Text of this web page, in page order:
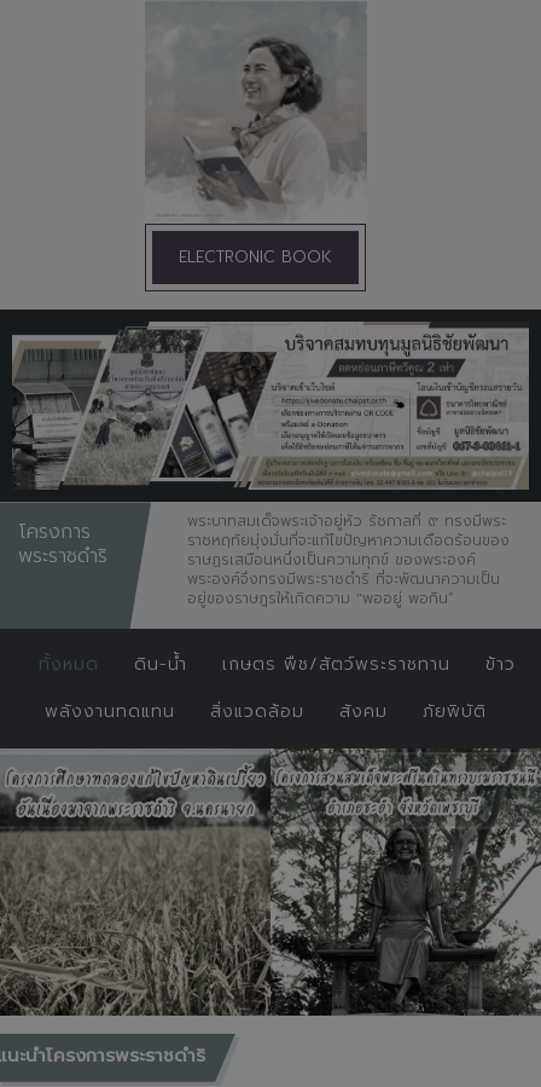
ELECTRONIC BOOK
โครงการ
พระราชดำริ
พระบาทสมเด็จพระเจ้าอยู่หัว รัชกาลที่ ๙ ทรงมีพระ
ราชหฤทัยมุ่งมั่นที่จะแก้ไขปัญหาความเดือดร้อนของ
ราษฏรเสมือนหนึ่งเป็นความทุกข์ ของพระองค์
พระองค์จึงทรงมีพระราชดำริ ที่จะพัฒนาความเป็น
อยู่ของราษฎรให้เกิดความ "พออยู่ พอกิน”
ทั้งหมด ดิน-น้ำ เกษตร พืช/สัตว์พระราชทาน
ข้าว
พลังงานทดแทน
สิ่งแวดล้อม สังคม ภัยพิบัติ
นะนำโครงการพระราชดำริ